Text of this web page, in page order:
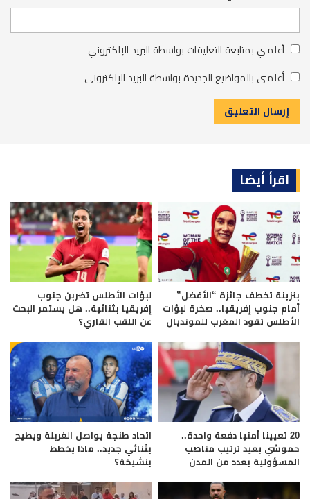
أعلمني بمتابعة التعليقات بواسطة البريد الإلكتروني.
أعلمني بالمواضيع الجديدة بواسطة البريد الإلكتروني.
اقرأ أيضا
بنزينة تخطف جائزة “الأفضل”
أمام جنوب إفريقيا.. صخرة لبؤات
الأطلس تقود المغرب للمونديال
لبؤات الأطلس تضربن جنوب
إفريقيا بثنائية.. هل يستمر البحث
عن اللقب القاري؟
20 تعيينا أمنيا دفعة واحدة..
حموشي يعيد ترتيب مناصب
المسؤولية بعدد من المدن
اتحاد طنجة يواصل الغربلة ويطيح
بثنائي جديد.. ماذا يخطط
بنشيخة؟